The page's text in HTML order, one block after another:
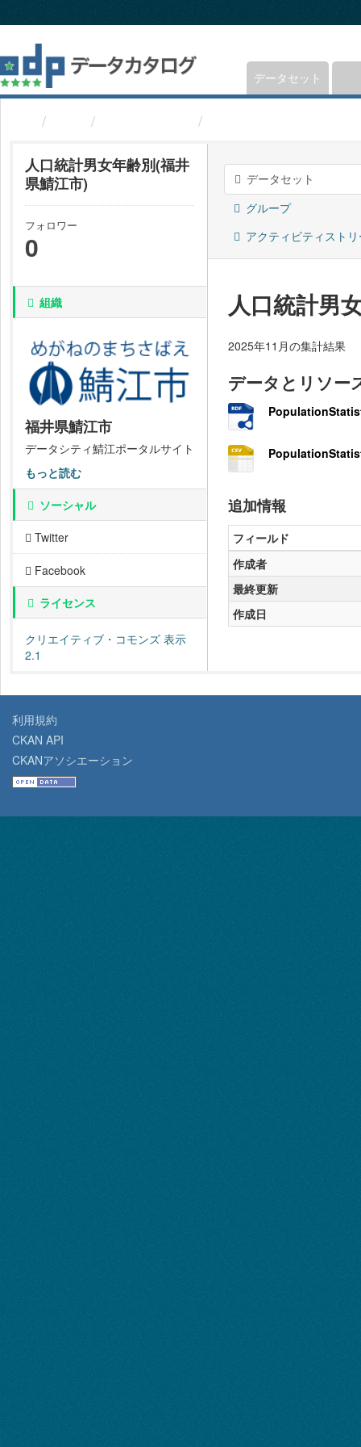
キ
プ
し
て
データセット
人口統計男女年齢別(福井
県鯖江市)
フォロワー
0
組織
福井県鯖江市
データシティ鯖江ポータルサイト
もっと読む
ソーシャル
Twitter
Facebook
ライセンス
クリエイティブ・コモンズ 表示
2.1
データセット
グループ
アクティビティスト
人口統計男
2025年11月の集計結果
データとリソー
追加情報
フィールド
作成者
最終更新
作成日
利用規約
CKAN API
CKANアソシエーション